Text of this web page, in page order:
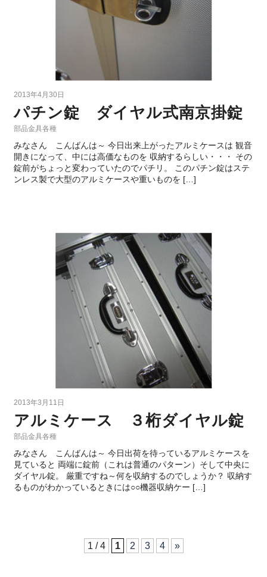
2013年4月30日
パチン錠 ダイヤル式南京掛錠
部品金具各種
みなさん こんばんは～ 今日出来上がったアルミケースは 観音
開きになって、中には高価なものを 収納するらしい・・・ その
錠前がちょっと変わっていたのでパチリ。 このパチン錠はステ
ンレス製で大型のアルミケースや重いものを […]
2013年3月11日
アルミケース ３桁ダイヤル錠
部品金具各種
みなさん こんばんは～ 今日出荷を待っているアルミケースを
見ていると 両端に錠前（これは普通のパターン）そして中央に
ダイヤル錠。 厳重ですね～何を収納するのでしょうか？ 収納す
るものがわかっているときには○○機器収納ケー […]
1 / 4 1 2 3 4 »